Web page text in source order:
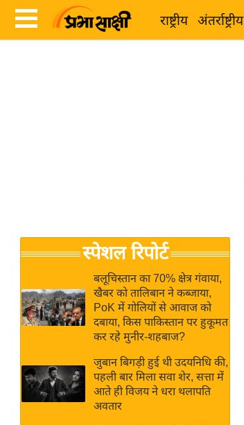
राष्ट्रीय अंतर्राष्ट्रीय
Breaking
News in
Hindi
Hindi
Videos
जगत
राय
बजट
IPL
2026
स्पेशल रिपोर्ट
बलूचिस्तान का 70% क्षेत्र गंवाया,
खैबर को तालिबान ने कब्जाया,
PoK में गोलियों से आवाज को
दबाया, किस पाकिस्तान पर हुकूमत
कर रहे मुनीर-शहबाज?
जुबान बिगड़ी हुई थी उदयनिधि की,
पहली बार मिला सवा शेर, सत्ता में
आते ही विजय ने धरा थलापति
अवतार